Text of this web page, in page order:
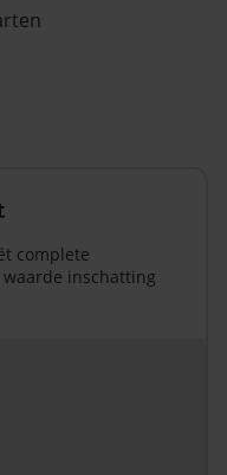
complete
inschatting